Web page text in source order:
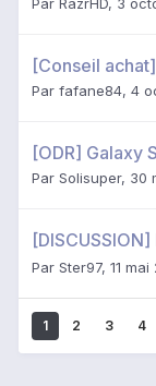
[Conseil
Par fafane84, 4
[ODR] Galaxy
Par Solisuper, 30
Par Ster97, 11 mai
1 2 3 4